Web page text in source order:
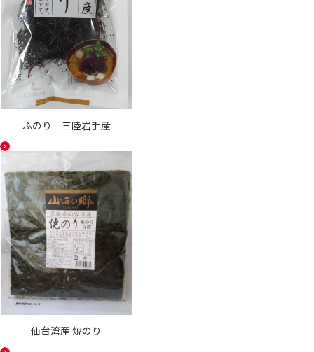
ふのり 三陸岩手産
仙台湾産 焼のり